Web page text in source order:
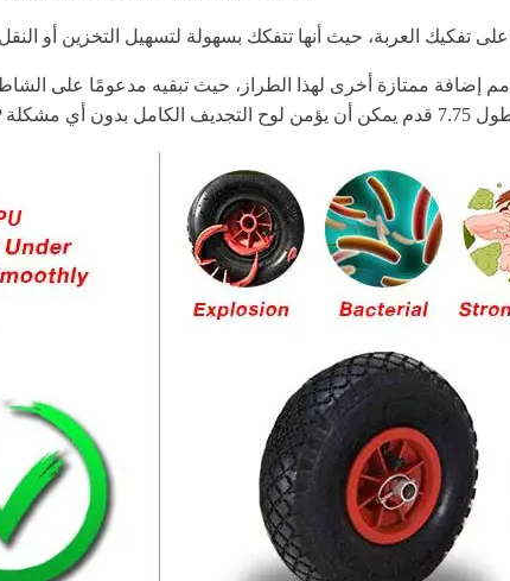
تعتبر قاعدة الرفع محملة بنابض بحجم 12 بوصة من أنابيب الألومنيوم 4 مم إضافة ممتازة أخرى